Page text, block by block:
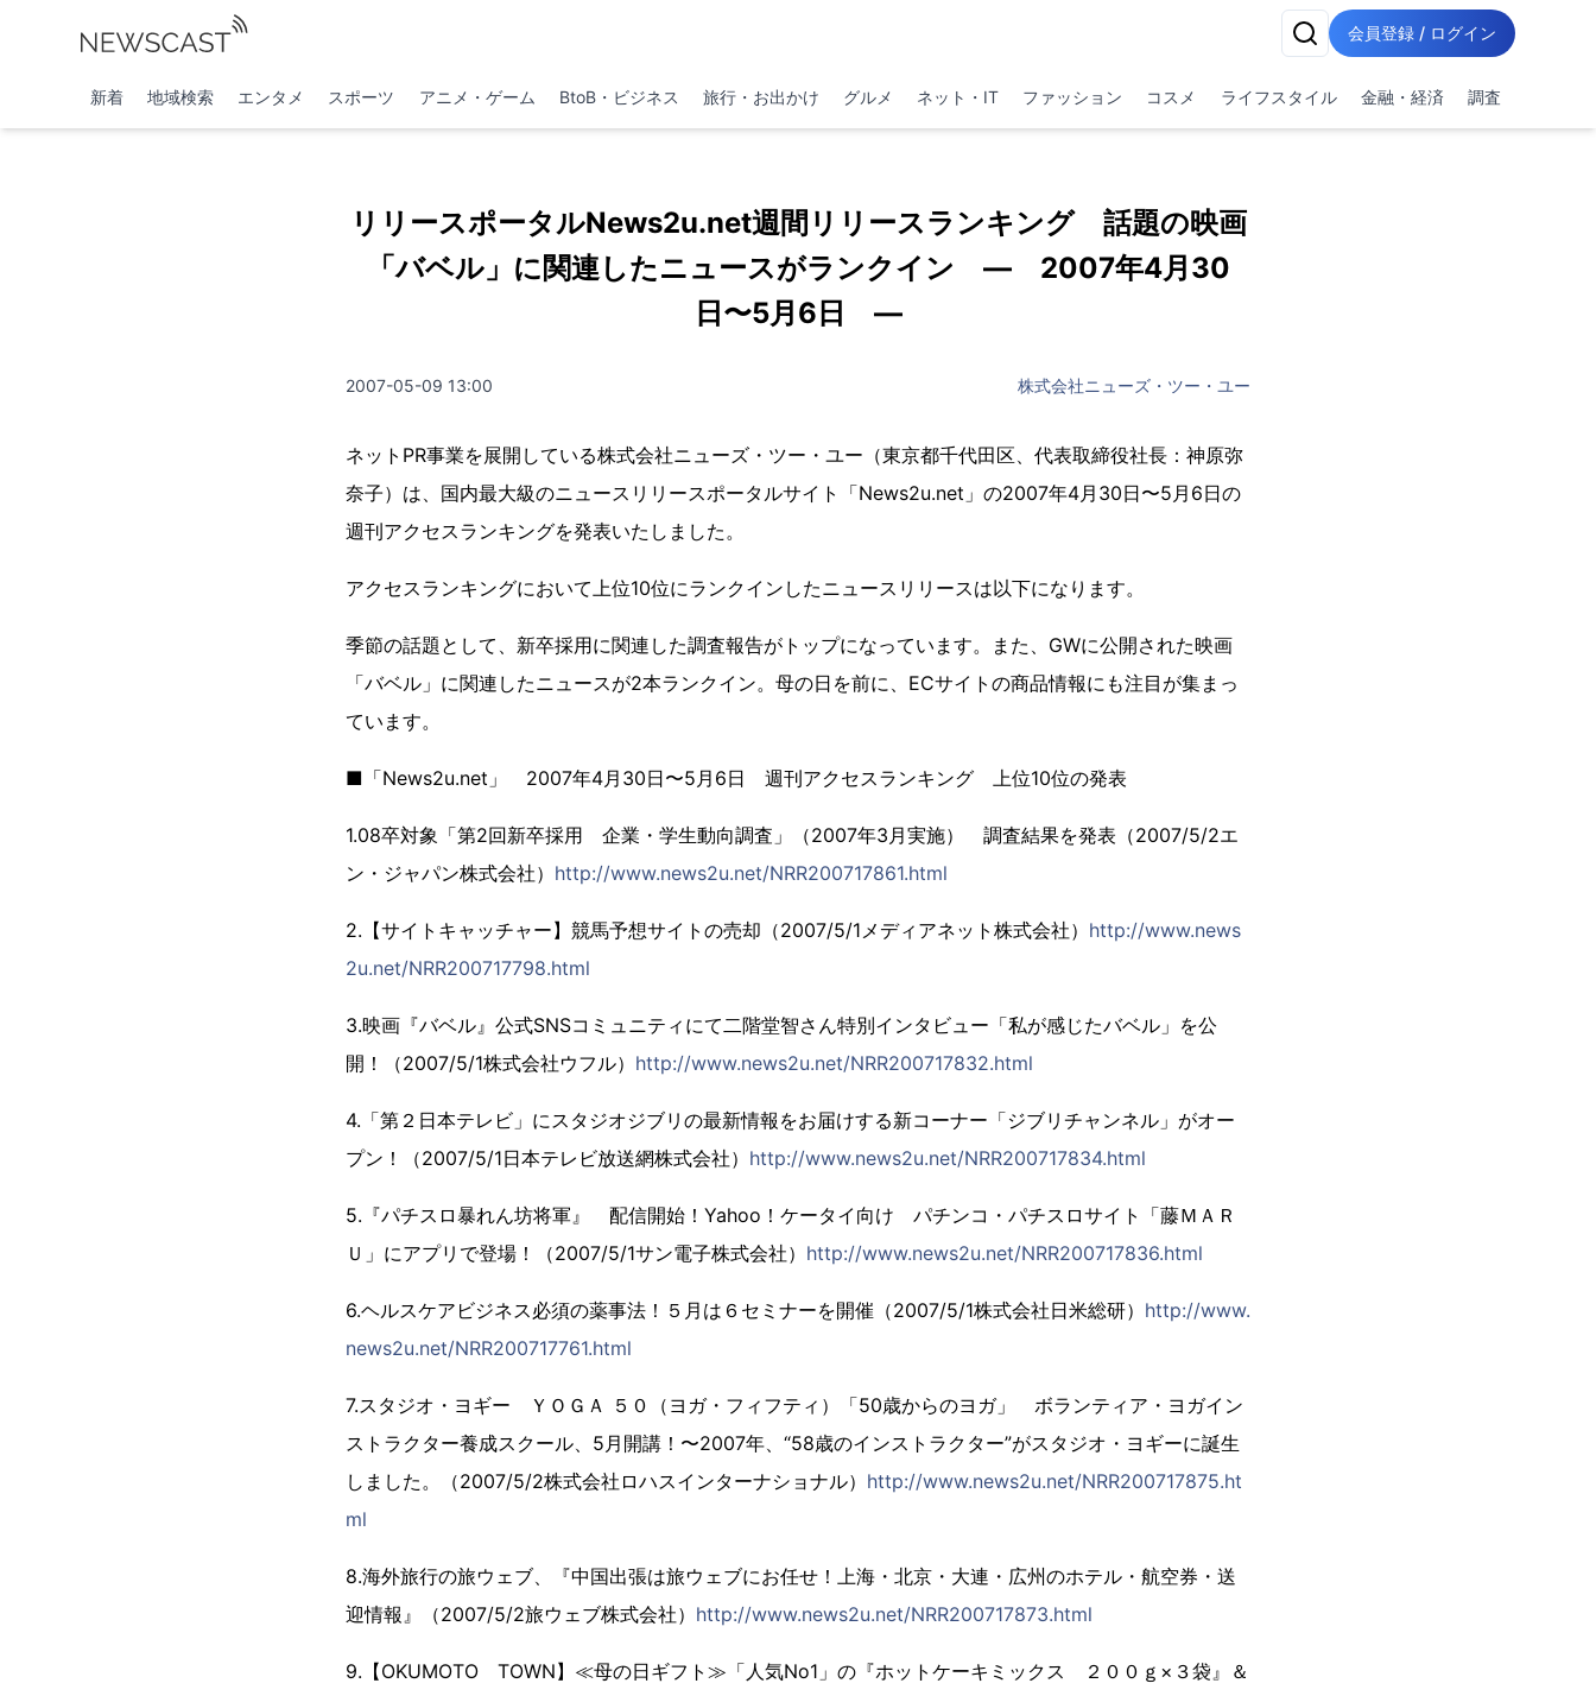
会員登録 / ログイン
新着 地域検索 エンタメ スポーツ アニメ・ゲーム BtoB・ビジネス 旅行・お出かけ グルメ ネット・IT ファッション コスメ ライフスタイル 金融・経済 調査
リリースポータルNews2u.net週間リリースランキング 話題の映画
「バベル」に関連したニュースがランクイン ― 2007年4月30
日〜5月6日 ―
2007-05-09 13:00 株式会社ニューズ・ツー・ユー
ネットPR事業を展開している株式会社ニューズ・ツー・ユー（東京都千代田区、代表取締役社長：神原弥
奈子）は、国内最大級のニュースリリースポータルサイト「News2u.net」の2007年4月30日〜5月6日の
週刊アクセスランキングを発表いたしました。
アクセスランキングにおいて上位10位にランクインしたニュースリリースは以下になります。
季節の話題として、新卒採用に関連した調査報告がトップになっています。また、GWに公開された映画
「バベル」に関連したニュースが2本ランクイン。母の日を前に、ECサイトの商品情報にも注目が集まっ
ています。
■「News2u.net」 2007年4月30日〜5月6日 週刊アクセスランキング 上位10位の発表
1.08卒対象「第2回新卒採用 企業・学生動向調査」（2007年3月実施） 調査結果を発表（2007/5/2エ
ン・ジャパン株式会社） http://www.news2u.net/NRR200717861.html
2.【サイトキャッチャー】競馬予想サイトの売却（2007/5/1メディアネット株式会社） http://www.news
2u.net/NRR200717798.html
3.映画『バベル』公式SNSコミュニティにて二階堂智さん特別インタビュー「私が感じたバベル」を公
開！（2007/5/1株式会社ウフル） http://www.news2u.net/NRR200717832.html
4.「第２日本テレビ」にスタジオジブリの最新情報をお届けする新コーナー「ジブリチャンネル」がオー
プン！（2007/5/1日本テレビ放送網株式会社） http://www.news2u.net/NRR200717834.html
5.『パチスロ暴れん坊将軍』 配信開始！Yahoo！ケータイ向け パチンコ・パチスロサイト「藤ＭＡＲ
Ｕ」にアプリで登場！（2007/5/1サン電子株式会社） http://www.news2u.net/NRR200717836.html
6.ヘルスケアビジネス必須の薬事法！５月は６セミナーを開催（2007/5/1株式会社日米総研） http://www.
news2u.net/NRR200717761.html
7.スタジオ・ヨギー ＹＯＧＡ ５０（ヨガ・フィフティ）「50歳からのヨガ」 ボランティア・ヨガイン
ストラクター養成スクール、5月開講！〜2007年、“58歳のインストラクター”がスタジオ・ヨギーに誕生
しました。（2007/5/2株式会社ロハスインターナショナル） http://www.news2u.net/NRR200717875.ht
ml
8.海外旅行の旅ウェブ、『中国出張は旅ウェブにお任せ！上海・北京・大連・広州のホテル・航空券・送
迎情報』（2007/5/2旅ウェブ株式会社） http://www.news2u.net/NRR200717873.html
9.【OKUMOTO TOWN】≪母の日ギフト≫「人気No1」の『ホットケーキミックス ２００ｇ×３袋』＆